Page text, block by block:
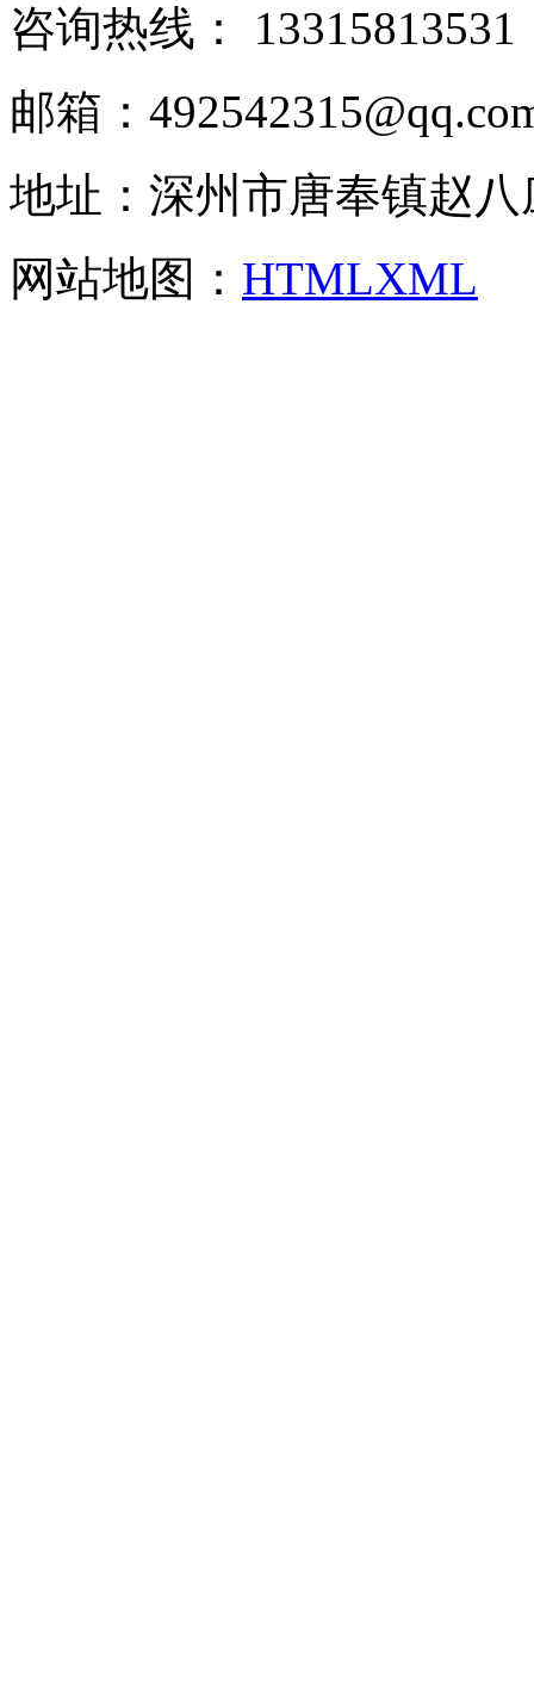
咨询热线：
邮箱：
地址：深州市唐奉镇赵
网站地图： HTMLXML